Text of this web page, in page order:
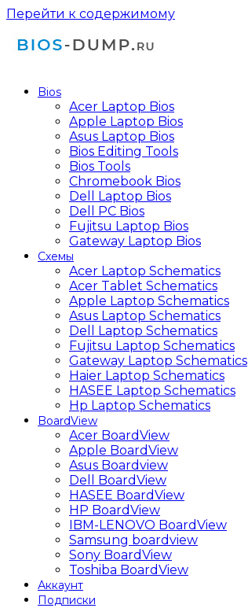
Перейти к содержимому
Bios
Acer Laptop Bios
Apple Laptop Bios
Asus Laptop Bios
Bios Editing Tools
Bios Tools
Chromebook Bios
Dell Laptop Bios
Dell PC Bios
Fujitsu Laptop Bios
Gateway Laptop Bios
Схемы
Acer Laptop Schematics
Acer Tablet Schematics
Apple Laptop Schematics
Asus Laptop Schematics
Dell Laptop Schematics
Fujitsu Laptop Schematics
Gateway Laptop Schematics
Haier Laptop Schematics
HASEE Laptop Schematics
Hp Laptop Schematics
BoardView
Acer BoardView
Apple BoardView
Asus Boardview
Dell BoardView
HASEE BoardView
HP BoardView
IBM-LENOVO BoardView
Samsung boardview
Sony BoardView
Toshiba BoardView
Аккаунт
Подписки